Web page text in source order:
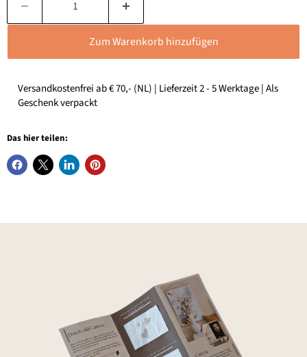
Zum Warenkorb hinzufügen
Versandkostenfrei ab € 70,- (NL) | Lieferzeit 2 - 5 Werktage | Als
Geschenk verpackt
Das hier teilen: